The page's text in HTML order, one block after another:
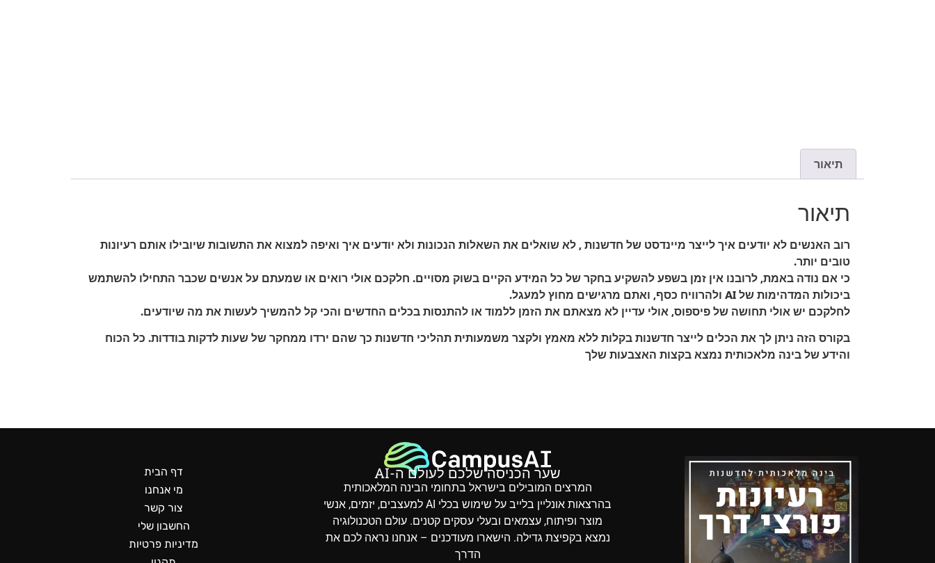
תיאור
תיאור
רוב האנשים לא יודעים איך לייצר מיינדסט של חדשנות , לא שואלים את השאלות הנכונות ולא יודעים איך ואיפה למצוא את התשובות שיובילו אותם רעיונות
טובים יותר.
כי אם נודה באמת, לרובנו אין זמן בשפע להשקיע בחקר של כל המידע הקיים בשוק מסויים. חלקכם אולי רואים או שמעתם על אנשים שכבר התחילו להשתמש
ביכולות המדהימות של AI ולהרוויח כסף,
ואתם מרגישים מחוץ למעגל.
לחלקכם יש אולי תחושה של פיספוס, אולי עדיין לא מצאתם את הזמן ללמוד או להתנסות בכלים החדשים והכי קל להמשיך לעשות את מה שיודעים.
בקורס הזה ניתן לך את הכלים לייצר חדשנות בקלות ללא מאמץ ולקצר משמעותית תהליכי חדשנות כך שהם ירדו ממחקר של שעות לדקות בודדות. כל הכוח
והידע של בינה מלאכותית נמצא בקצות האצבעות שלך
שער הכניסה שלכם לעולם ה-AI
המרצים המובילים בישראל בתחומי הבינה המלאכותית
בהרצאות אונליין בלייב על שימוש בכלי AI למעצבים, יזמים, אנשי
מוצר ופיתוח, עצמאים ובעלי עסקים קטנים. עולם הטכנולוגיה
נמצא בקפיצת גדילה. הישארו מעודכנים – אנחנו נראה לכם את
הדרך
דף הבית
מי אנחנו
צור קשר
החשבון שלי
מדיניות פרטיות